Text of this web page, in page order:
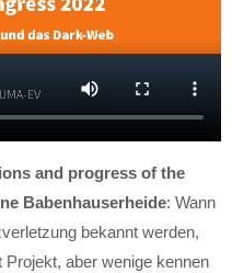
and progress of the
Babenhauserheide: Wann
bekannt werden,
aber wenige kennen